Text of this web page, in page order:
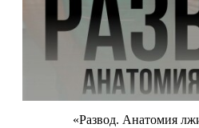
«Развод. Анатомия